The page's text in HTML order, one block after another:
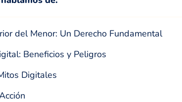
del Menor: Un Derecho Fundamental
Beneficios y Peligros
Digitales